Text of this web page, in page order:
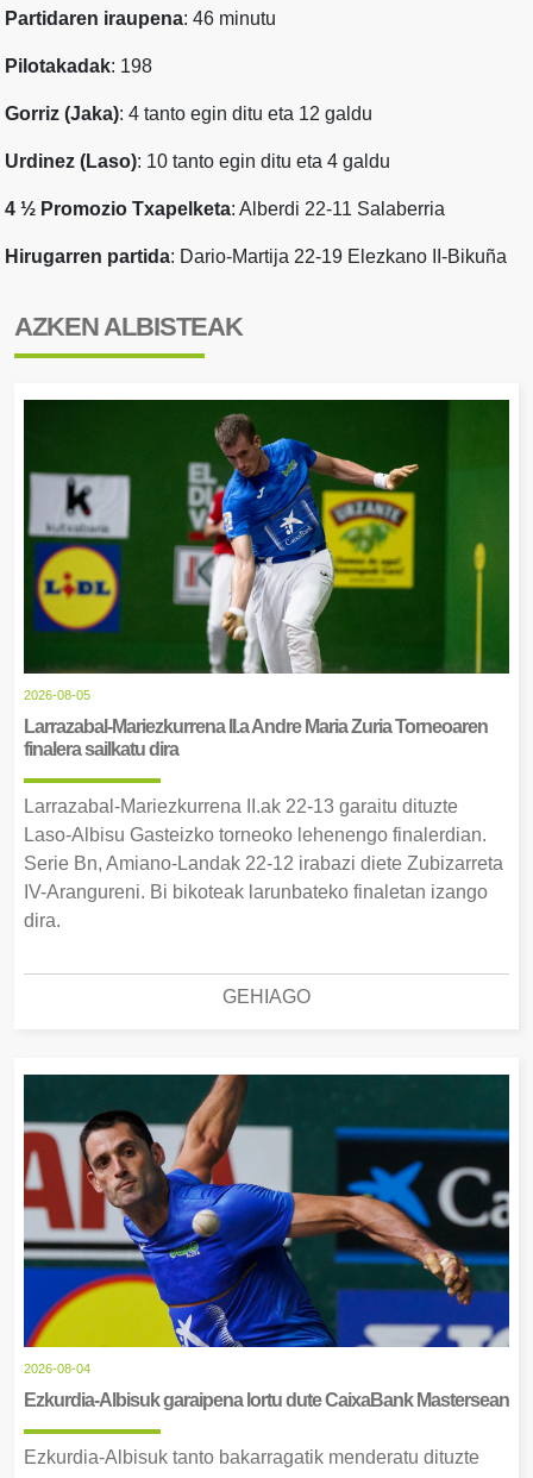
Partidaren iraupena: 46 minutu
Pilotakadak: 198
Gorriz (Jaka): 4 tanto egin ditu eta 12 galdu
Urdinez (Laso): 10 tanto egin ditu eta 4 galdu
4 ½ Promozio Txapelketa: Alberdi 22-11 Salaberria
Hirugarren partida: Dario-Martija 22-19 Elezkano II-Bikuña
AZKEN ALBISTEAK
2026-08-05
Larrazabal-Mariezkurrena II.a Andre Maria Zuria Torneoaren
finalera sailkatu dira
Larrazabal-Mariezkurrena II.ak 22-13 garaitu dituzte
Laso-Albisu Gasteizko torneoko lehenengo finalerdian.
Serie Bn, Amiano-Landak 22-12 irabazi diete Zubizarreta
IV-Arangureni. Bi bikoteak larunbateko finaletan izango
dira.
GEHIAGO
2026-08-04
Ezkurdia-Albisuk garaipena lortu dute CaixaBank Mastersean
Ezkurdia-Albisuk tanto bakarragatik menderatu dituzte